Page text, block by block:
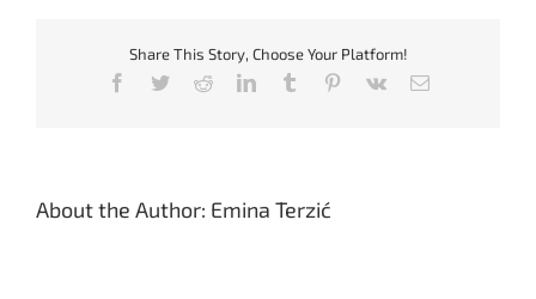
Edukacijskom
fakultetu
Share This Story, Choose Your Platform!
Facebook
TwitterRedditLinkedInTumblr Pinterest
Vk Email
About the Author: Emina Terzić